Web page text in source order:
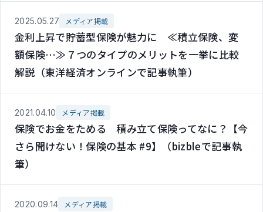
2025.05.27 メディア掲載
金利上昇で貯蓄型保険が魅力に ≪積立保険、変
額保険…≫７つのタイプのメリットを一挙に比較
解説（東洋経済オンラインで記事執筆）
2021.04.10 メディア掲載
保険でお金をためる 積み立て保険ってなに？【今
さら聞けない！保険の基本 #9】（bizbleで記事執
筆）
2020.09.14 メディア掲載